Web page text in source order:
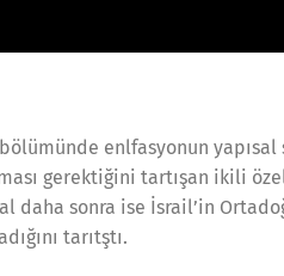
enlfasyonun
gerektiğini tartışan ikili
daha sonra ise İsrail’in
tarıtştı.